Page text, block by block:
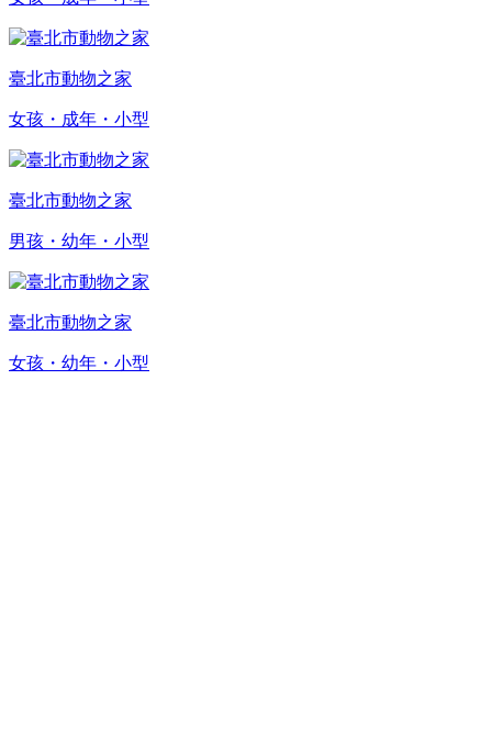
臺北市動物之家
女孩・成年・小型
臺北市動物之家
男孩・幼年・小型
臺北市動物之家
女孩・幼年・小型